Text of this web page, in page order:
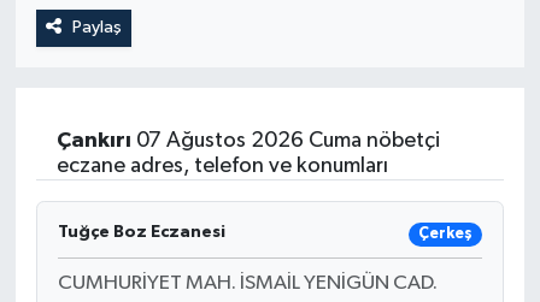
Paylaş
Çankırı 07 Ağustos 2026 Cuma nöbetçi
eczane adres, telefon ve konumları
Tuğçe Boz Eczanesi Çerkeş
CUMHURİYET MAH. İSMAİL YENİGÜN CAD.
Son Dakika Haberleri